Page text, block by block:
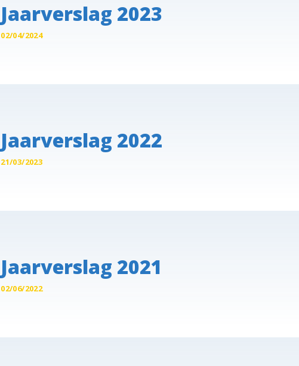
Jaarverslag 2023
02/04/2024
Jaarverslag 2022
21/03/2023
Jaarverslag 2021
02/06/2022